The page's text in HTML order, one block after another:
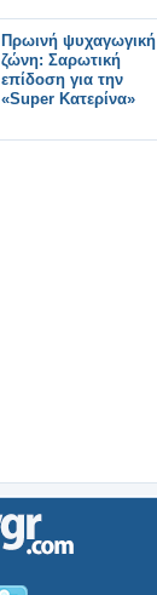
Πρωινή ψυχαγωγική
ζώνη: Σαρωτική
επίδοση για την
«Super Κατερίνα»